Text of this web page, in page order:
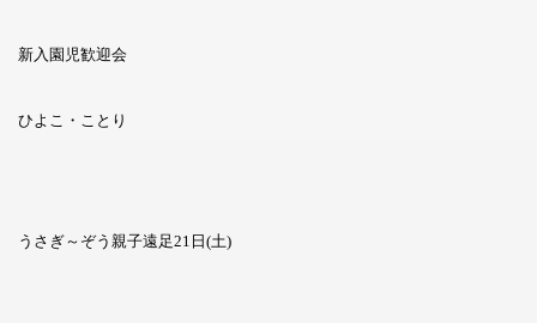
新入園児歓迎会
ひよこ・ことり
うさぎ～ぞう親子遠足21日(土)